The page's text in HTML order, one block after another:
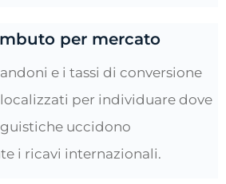
per mercato
e i tassi di conversione
per individuare dove
uccidono
i ricavi internazionali.